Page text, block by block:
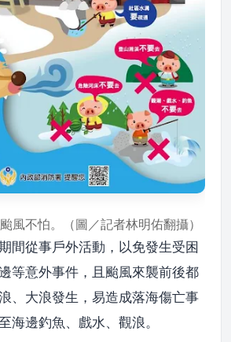
風不怕。（圖／記者林明佑翻攝）
間從事戶外活動，以免發生受困
等意外事件，且颱風來襲前後都
、大浪發生，易造成落海傷亡事
海邊釣魚、戲水、觀浪。